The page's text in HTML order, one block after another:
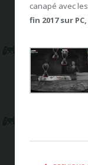
canapé avec
fin 2017 sur